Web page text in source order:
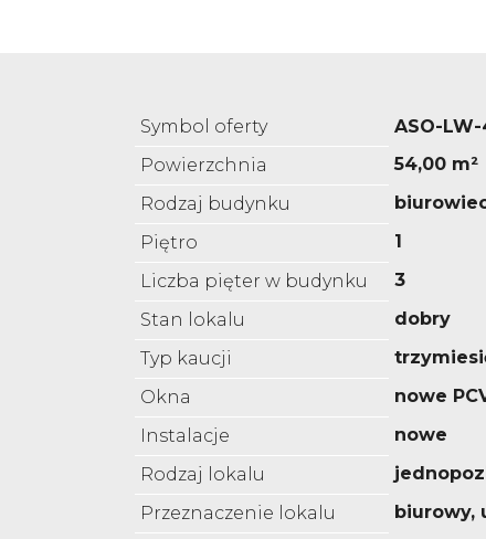
Symbol oferty
ASO-LW-
Powierzchnia
54,00 m²
Rodzaj budynku
Piętro
1
Liczba pięter w budynku
3
Stan lokalu
dobry
Typ kaucji
Okna
nowe
Instalacje
nowe
Rodzaj lokalu
Przeznaczenie lokalu
biurowy,